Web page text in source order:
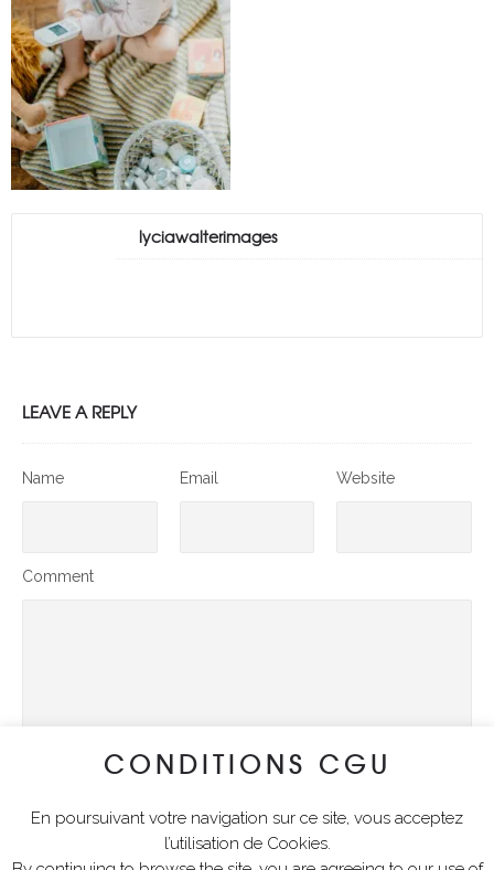
lyciawalterimages
LEAVE A REPLY
Name Email Website
Comment
CONDITIONS CGU
En poursuivant votre navigation sur ce site, vous acceptez
l’utilisation de Cookies.